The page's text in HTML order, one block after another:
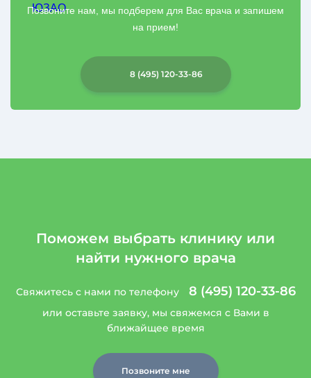
ЮЗАО
Позвоните нам, мы подберем для Вас врача и запишем
на прием!
8 (495) 120-33-86
Поможем выбрать клинику или
найти нужного врача
Свяжитесь с нами по телефону 8 (495) 120-33-86
или оставьте заявку, мы свяжемся с Вами в
ближайщее время
Позвоните мне